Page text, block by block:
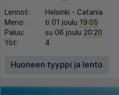
Lennot: Helsinki - Catania
Meno:
ti 01 joulu 19:05
Paluu:
su 06 joulu 20:20
Yöt:
4
Huoneen tyyppi ja lento